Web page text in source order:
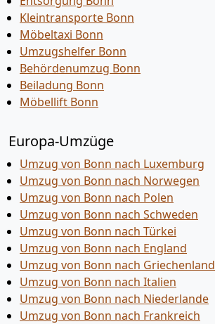
Kleintransporte Bonn
Möbeltaxi Bonn
Umzugshelfer Bonn
Behördenumzug Bonn
Beiladung Bonn
Möbellift Bonn
Europa-Umzüge
Umzug von Bonn nach Luxemburg
Umzug von Bonn nach Norwegen
Umzug von Bonn nach Polen
Umzug von Bonn nach Schweden
Umzug von Bonn nach Türkei
Umzug von Bonn nach England
Umzug von Bonn nach Griechenland
Umzug von Bonn nach Italien
Umzug von Bonn nach Niederlande
Umzug von Bonn nach Frankreich